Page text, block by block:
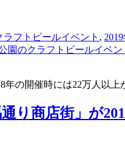
ラフトビールイベント ,
園のクラフトビールイベン
の開催時には22万人以
り商店街」が